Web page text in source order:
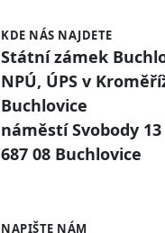
KDE NÁS NAJDETE
Státní zámek
NPÚ, ÚPS v
Buchlovice
náměstí Svobody 13
687 08 Buchlovice
NAPIŠTE NÁM